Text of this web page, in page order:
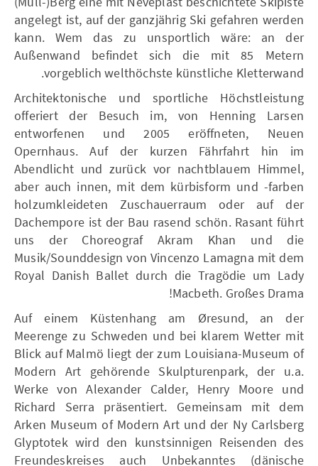
angelegt ist, auf der ganzjährig Ski gefahren werden
kann. Wem das zu unsportlich wäre: an der
Außenwand befindet sich die mit 85 Metern
vorgeblich welthöchste künstliche Kletterwand.
Architektonische und sportliche Höchstleistung
offeriert der Besuch im, von Henning Larsen
entworfenen und 2005 eröffneten, Neuen
Opernhaus. Auf der kurzen Fährfahrt hin im
Abendlicht und zurück vor nachtblauem Himmel,
aber auch innen, mit dem kürbisform und -farben
holzumkleideten Zuschauerraum oder auf der
Dachempore ist der Bau rasend schön. Rasant führt
uns der Choreograf Akram Khan und die
Musik/Sounddesign von Vincenzo Lamagna mit dem
Royal Danish Ballet durch die Tragödie um Lady
Macbeth. Großes Drama!
Auf einem Küstenhang am Øresund, an der
Meerenge zu Schweden und bei klarem Wetter mit
Blick auf Malmö liegt der zum Louisiana-Museum of
Modern Art gehörende Skulpturenpark, der u.a.
Werke von Alexander Calder, Henry Moore und
Richard Serra präsentiert. Gemeinsam mit dem
Arken Museum of Modern Art und der Ny Carlsberg
Glyptotek wird den kunstsinnigen Reisenden des
Freundeskreises auch Unbekanntes (dänische